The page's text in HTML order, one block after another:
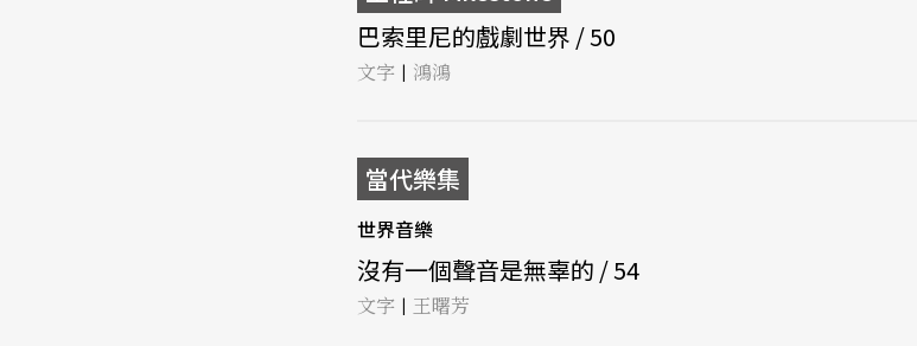
巴索里尼的戲劇世界 / 50
文字 | 鴻鴻
當代樂集
世界音樂
沒有一個聲音是無辜的 / 54
文字 | 王曙芳